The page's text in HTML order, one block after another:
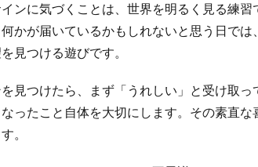
ンに気づくことは、世界を明るく見る練
かが届いているかもしれないと思う日で
見つける遊びです。
見つけたら、まず「うれしい」と受け取
ったこと自体を大切にします。その素直
。